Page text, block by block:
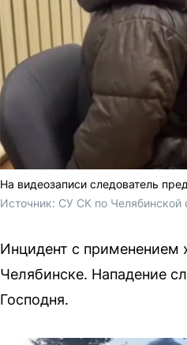
На видеозаписи следователь
Источник: СУ СК по Челябинской
Инцидент с применением
Челябинске. Нападение
Господня.